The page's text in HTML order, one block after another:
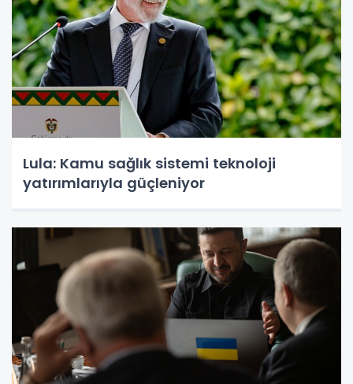
Lula: Kamu sağlık sistemi teknoloji
yatırımlarıyla güçleniyor